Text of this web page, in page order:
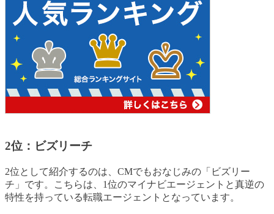
2位：ビズリーチ
2位として紹介するのは、CMでもおなじみの「ビズリー
チ」です。こちらは、1位のマイナビエージェントと真逆の
特性を持っている転職エージェントとなっています。